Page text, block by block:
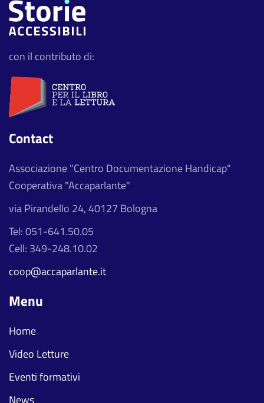
con il contributo di:
Contact
Associazione "Centro Documentazione Handicap"
Cooperativa "Accaparlante"
via Pirandello 24, 40127 Bologna
Tel: 051-641.50.05
Cell: 349-248.10.02
coop@accaparlante.it
Menu
Home
Video Letture
Eventi formativi